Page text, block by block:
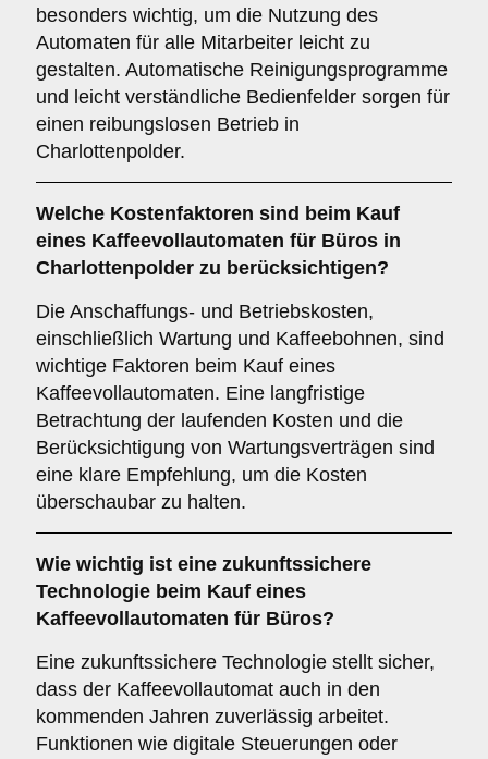
besonders wichtig, um die Nutzung des
Automaten für alle Mitarbeiter leicht zu
gestalten. Automatische Reinigungsprogramme
und leicht verständliche Bedienfelder sorgen für
einen reibungslosen Betrieb in
Charlottenpolder.
Welche Kostenfaktoren sind beim Kauf
eines Kaffeevollautomaten für Büros in
Charlottenpolder zu berücksichtigen?
Die Anschaffungs- und Betriebskosten,
einschließlich Wartung und Kaffeebohnen, sind
wichtige Faktoren beim Kauf eines
Kaffeevollautomaten. Eine langfristige
Betrachtung der laufenden Kosten und die
Berücksichtigung von Wartungsverträgen sind
eine klare Empfehlung, um die Kosten
überschaubar zu halten.
Wie wichtig ist eine zukunftssichere
Technologie beim Kauf eines
Kaffeevollautomaten für Büros?
Eine zukunftssichere Technologie stellt sicher,
dass der Kaffeevollautomat auch in den
kommenden Jahren zuverlässig arbeitet.
Funktionen wie digitale Steuerungen oder